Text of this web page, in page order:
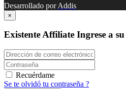
Desarrollado porAddis
×
Existente Affiliate Ingrese a
Recuérdame
Se te olvidó tu contraseña ?